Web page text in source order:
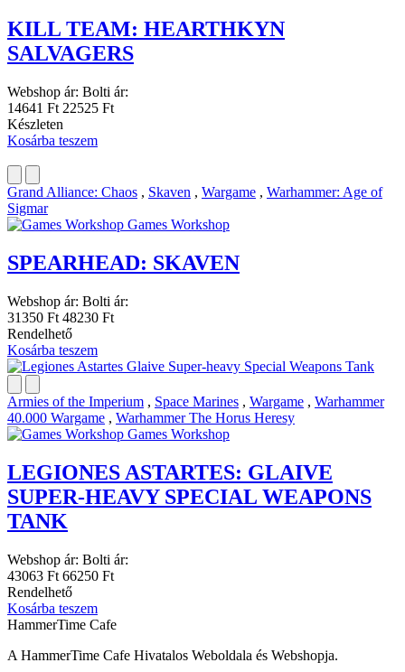
KILL TEAM: HEARTHKYN
SALVAGERS
Webshop ár: Bolti ár:
14641 Ft 22525 Ft
Készleten
Kosárba teszem
Grand Alliance: Chaos , Skaven , Wargame , Warhammer: Age of
Sigmar
Games Workshop
SPEARHEAD: SKAVEN
Webshop ár: Bolti ár:
31350 Ft 48230 Ft
Rendelhető
Kosárba teszem
Armies of the Imperium , Space Marines , Wargame , Warhammer
40.000 Wargame , Warhammer The Horus Heresy
Games Workshop
LEGIONES ASTARTES: GLAIVE
SUPER-HEAVY SPECIAL WEAPONS
TANK
Webshop ár: Bolti ár:
43063 Ft 66250 Ft
Rendelhető
Kosárba teszem
HammerTime Cafe
A HammerTime Cafe Hivatalos Weboldala és Webshopja.